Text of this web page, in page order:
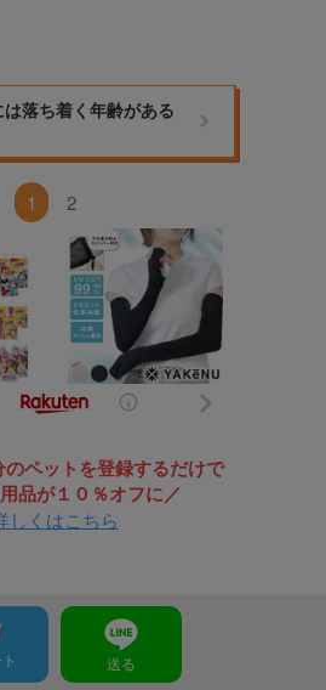
落ち着く年齢がある
1 2
ペットを登録するだけで
品が１０％オフに／
しくはこちら
送る